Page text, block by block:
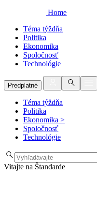
Home
Téma týždňa
Politika
Ekonomika
Spoločnosť
Technológie
Predplatné
Téma týždňa
Politika
Ekonomika >
Spoločnosť
Technológie
Vitajte na Štandarde